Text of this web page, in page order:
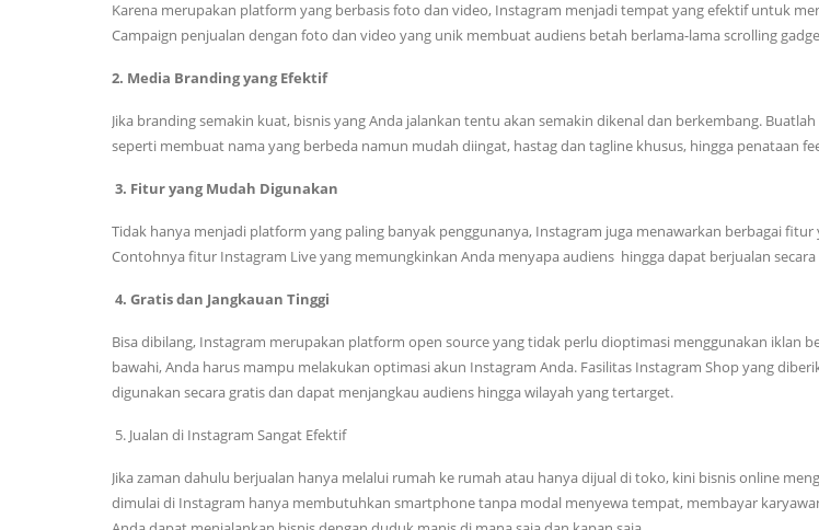
Karena merupakan platform yang berbasis foto dan video, Instagram menjadi tempat yang efektif untuk
Campaign penjualan dengan foto dan video yang unik membuat audiens betah berlama-lama scrolling
2. Media Branding yang Efektif
Jika branding semakin kuat, bisnis yang Anda jalankan tentu akan semakin dikenal dan berkembang.
seperti membuat nama yang berbeda namun mudah diingat, hastag dan tagline khusus, hingga penataan
3. Fitur yang Mudah Digunakan
Tidak hanya menjadi platform yang paling banyak penggunanya, Instagram juga menawarkan berbagai
Contohnya fitur Instagram Live yang memungkinkan Anda menyapa audiens hingga dapat berjualan secara
4. Gratis dan Jangkauan Tinggi
Bisa dibilang, Instagram merupakan platform open source yang tidak perlu dioptimasi menggunakan iklan
bawahi, Anda harus mampu melakukan optimasi akun Instagram Anda. Fasilitas Instagram Shop yang
digunakan secara gratis dan dapat menjangkau audiens hingga wilayah yang tertarget.
5. Jualan di Instagram Sangat Efektif
Jika zaman dahulu berjualan hanya melalui rumah ke rumah atau hanya dijual di toko, kini bisnis online
dimulai di Instagram hanya membutuhkan smartphone tanpa modal menyewa tempat, membayar